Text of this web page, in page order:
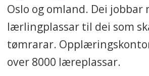
kommunen er i no, er
rom for å tilby to
tiltak.
Aldri før har det vorte
Oslo og omland. Dei jobbar
lærlingplassar til dei som
tømrarar.
over 8000 læreplassar.